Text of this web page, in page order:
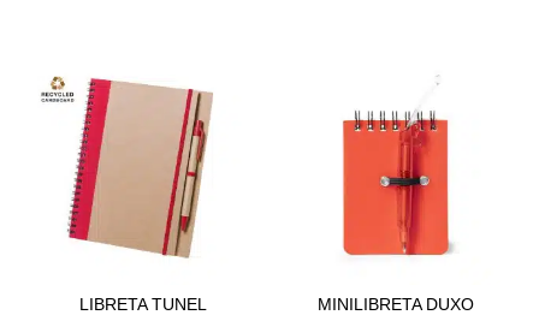
LIBRETA TUNEL
MINILIBRETA DUXO